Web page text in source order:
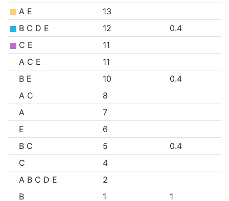
A E
13
B C D E
12
0.4
C E
11
A C E
11
B E
10
0.4
A C
8
A
7
E
6
B C
5
0.4
C
4
A B C D E
2
B
1 1